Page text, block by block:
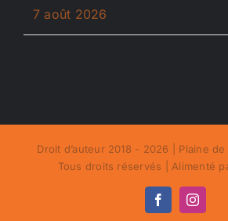
7 août 2026
Droit d’auteur 2018 - 2026 | Plaine de
Tous droits réservés | Alimenté
Facebook